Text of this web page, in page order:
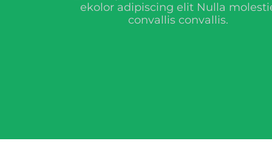
ekolor adipiscing elit Nulla
convallis convallis.